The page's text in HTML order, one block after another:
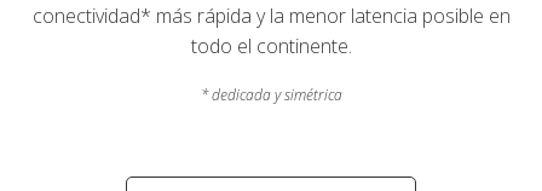
conectividad* más rápida y la menor latencia posible en
todo el continente.
* dedicada y simétrica